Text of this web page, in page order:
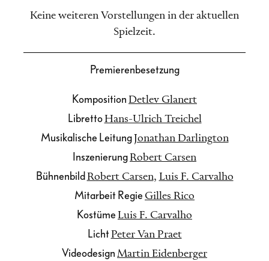
Keine weiteren Vorstellungen in der aktuellen
Spielzeit.
Premierenbesetzung
Komposition Detlev Glanert
LibrettoHans-Ulrich Treichel
Musikalische LeitungJonathan Darlington
InszenierungRobert Carsen
Bühnenbild Robert Carsen, Luis F. Carvalho
Mitarbeit Regie Gilles Rico
Kostüme Luis F. Carvalho
Licht Peter Van Praet
Videodesign Martin Eidenberger